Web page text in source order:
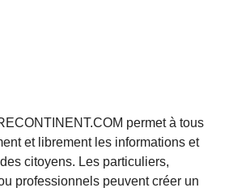
permet à tous
et librement les informations et
citoyens. Les particuliers,
professionnels peuvent créer un